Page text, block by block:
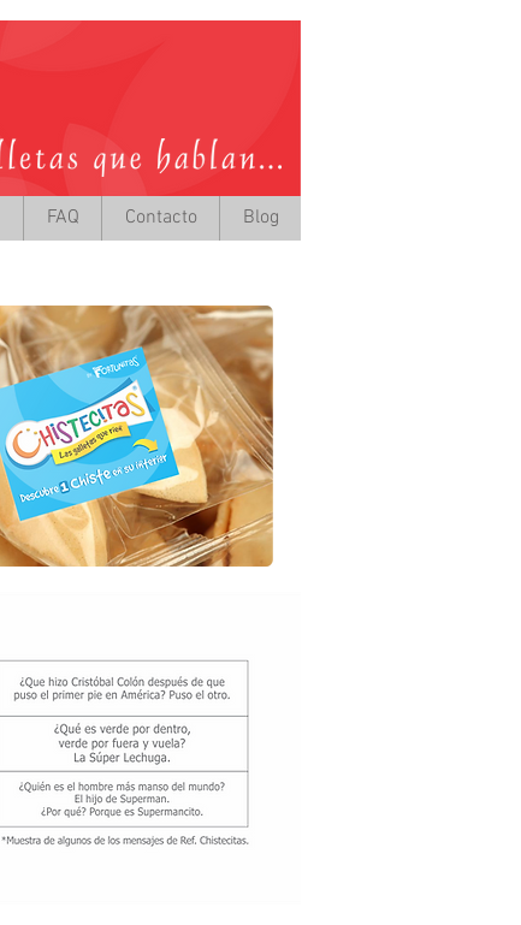
FAQ Contacto Blog